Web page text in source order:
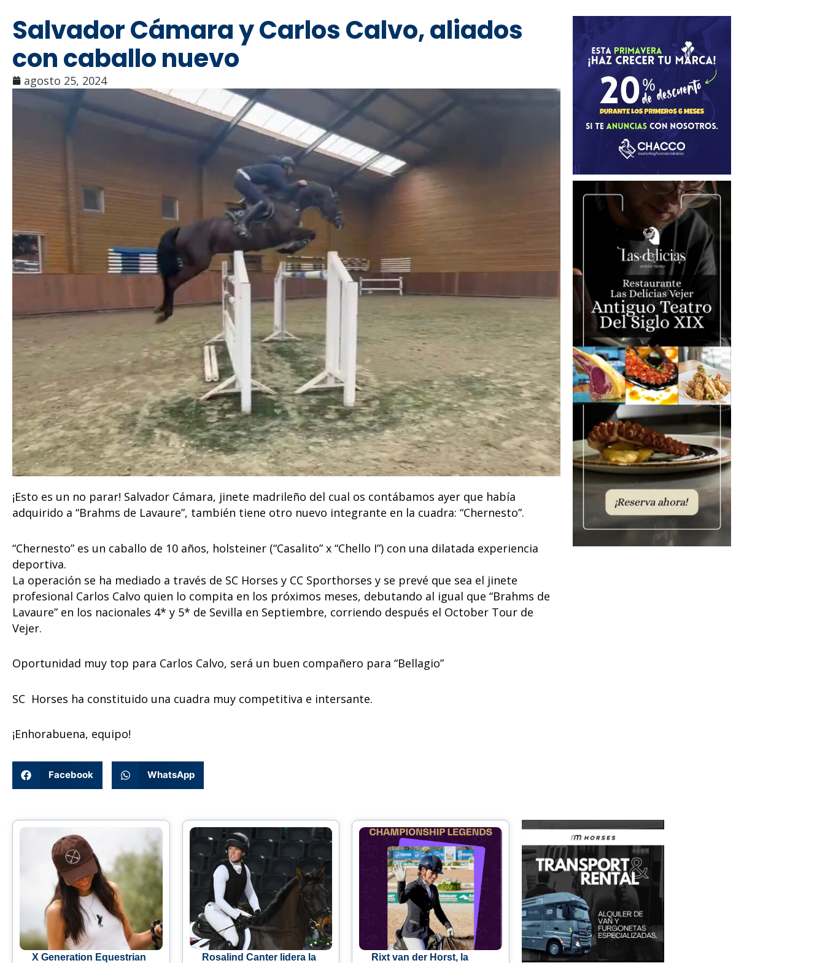
Salvador Cámara y Carlos Calvo, aliados
con caballo nuevo
agosto 25, 2024
¡Esto es un no parar! Salvador Cámara, jinete madrileño del cual os contábamos ayer que había
adquirido a “Brahms de Lavaure”, también tiene otro nuevo integrante en la cuadra: “Chernesto”.
“Chernesto” es un caballo de 10 años, holsteiner (“Casalito” x “Chello I”) con una dilatada experiencia
deportiva.
La operación se ha mediado a través de SC Horses y CC Sporthorses y se prevé que sea el jinete
profesional Carlos Calvo quien lo compita en los próximos meses, debutando al igual que “Brahms de
Lavaure” en los nacionales 4* y 5* de Sevilla en Septiembre, corriendo después el October Tour de
Vejer.
Oportunidad muy top para Carlos Calvo, será un buen compañero para “Bellagio”
SC Horses ha constituido una cuadra muy competitiva e intersante.
¡Enhorabuena, equipo!
Facebook WhatsApp
X Generation Equestrian
Rosalind Canter lidera la
Rixt van der Horst, la